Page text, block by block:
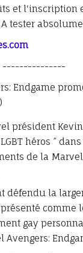
et l'inscription
A tester
---------------
président
héros ”
de la
défendu la
comme
gay